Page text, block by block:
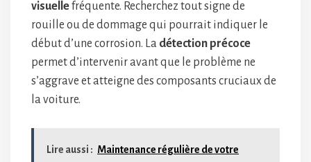
visuellefréquente. Recherchez tout signe de
rouille ou de dommage qui pourrait indiquer le
début d’une corrosion. La détection précoce
permet d’intervenir avant que le problème ne
s’aggrave et atteigne des composants cruciaux de
la voiture.
Lire aussi : Maintenance régulière de votre